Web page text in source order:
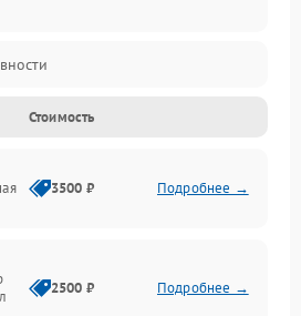
проблемы
Стоимость
3500 ₽ Подробнее →
2500 ₽ Подробнее →